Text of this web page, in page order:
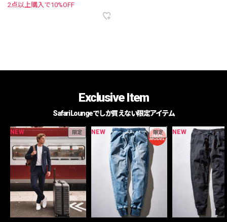
2点以上購入で10%OFF
Exclusive Item
Safari Loungeでしか買えない限定アイテム
NEW 限定 NEW 限定 NEW